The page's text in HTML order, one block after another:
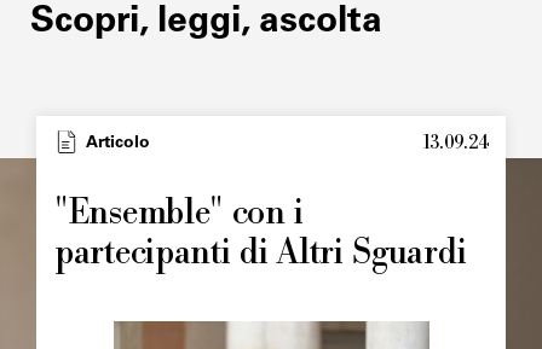
Scopri, leggi, ascolta
TypeArticolo 13.09.24
"Ensemble" con i
partecipanti di Altri Sguardi